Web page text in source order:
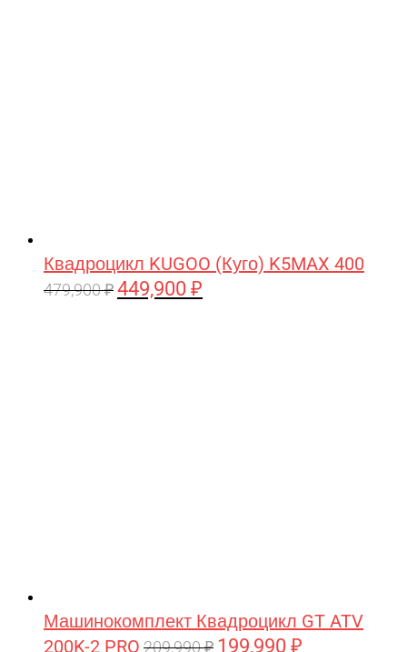
Квадроцикл KUGOO (Куго) K5MAX 400
479,900₽ Первоначальная
449,900 ₽
Машинокомплект Квадроцикл GT ATV
200K-2 PRO 209,990₽ Первоначальная
199,990 ₽